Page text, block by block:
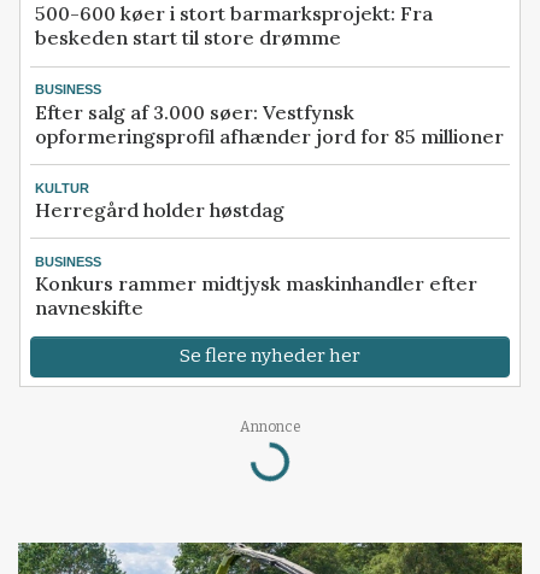
500-600 køer i stort barmarksprojekt: Fra
beskeden start til store drømme
BUSINESS
Efter salg af 3.000 søer: Vestfynsk
opformeringsprofil afhænder jord for 85 millioner
KULTUR
Herregård holder høstdag
BUSINESS
Konkurs rammer midtjysk maskinhandler efter
navneskifte
Se flere nyheder her
Annonce
Loading...